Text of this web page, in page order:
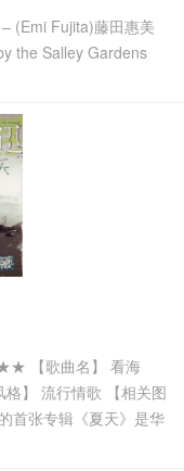
(Emi Fujita)藤田惠美
the Salley Gardens
【歌曲名】 看海
格】 流行情歌 【相关图
首张专辑《夏天》是华